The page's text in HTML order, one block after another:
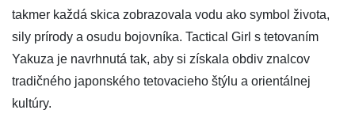
takmer každá skica zobrazovala vodu ako symbol života,
sily prírody a osudu bojovníka. Tactical Girl s tetovaním
Yakuza je navrhnutá tak, aby si získala obdiv znalcov
tradičného japonského tetovacieho štýlu a orientálnej
kultúry.